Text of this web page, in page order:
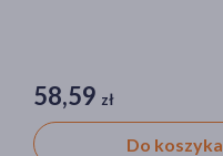
58,59 zł
Do koszyka